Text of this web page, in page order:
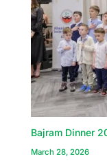
Bajram Dinner
March 28, 2026